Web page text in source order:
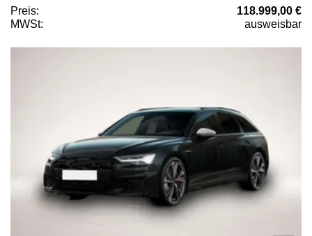
Preis:
118.999,00 €
MWSt:
ausweisbar